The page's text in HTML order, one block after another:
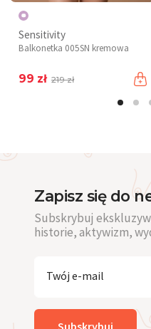
Sensitivity
Balkonetka 005SN kremowa
99 zł 219 zł
Zapisz się do
Subskrybuj
historie, aktywizm,
Twój e-mail
Subskrybuj